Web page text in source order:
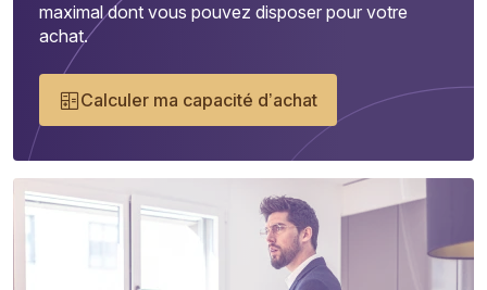
maximal dont vous pouvez disposer pour votre
achat.
Calculer ma capacité d’achat